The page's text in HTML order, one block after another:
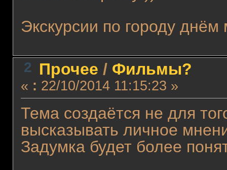
Экскурсии по городу днём
2 Прочее / Фильмы?
« : 22/10/2014 11:15:23 »
Тема создаётся не для
высказывать личное
Задумка будет более